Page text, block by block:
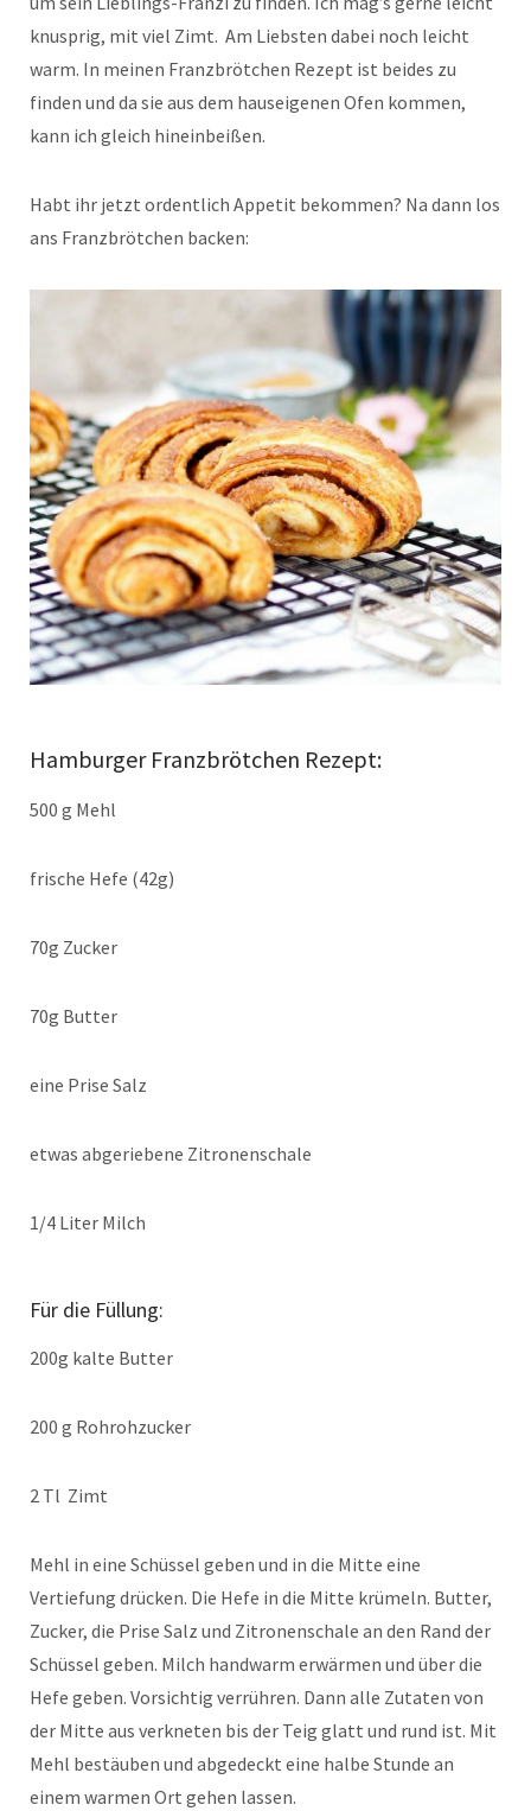
knusprig, mit viel Zimt. Am Liebsten dabei noch leicht
warm. In meinen Franzbrötchen Rezept ist beides zu
finden und da sie aus dem hauseigenen Ofen kommen,
kann ich gleich hineinbeißen.
Habt ihr jetzt ordentlich Appetit bekommen? Na dann los
ans Franzbrötchen backen:
Hamburger Franzbrötchen Rezept:
500 g Mehl
frische Hefe (42g)
70g Zucker
70g Butter
eine Prise Salz
etwas abgeriebene Zitronenschale
1/4 Liter Milch
Für die Füllung:
200g kalte Butter
200 g Rohrohzucker
2 Tl Zimt
Mehl in eine Schüssel geben und in die Mitte eine
Vertiefung drücken. Die Hefe in die Mitte krümeln. Butter,
Zucker, die Prise Salz und Zitronenschale an den Rand der
Schüssel geben. Milch handwarm erwärmen und über die
Hefe geben. Vorsichtig verrühren. Dann alle Zutaten von
der Mitte aus verkneten bis der Teig glatt und rund ist. Mit
Mehl bestäuben und abgedeckt eine halbe Stunde an
einem warmen Ort gehen lassen.